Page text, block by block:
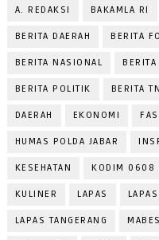
A. REDAKSI BAKAMLA RI
BERITA DAERAH BERITA
BERITA NASIONAL BERITA
BERITA POLITIK BERITA
DAERAH EKONOMI
HUMAS POLDA JABAR
KESEHATAN KODIM 0608
KULINER LAPAS
LAPAS TANGERANG